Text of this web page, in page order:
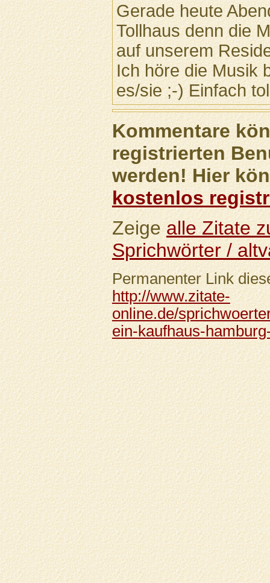
Gerade heute
Tollhaus denn die
auf unserem
Ich höre die Musik
es/sie ;-) Einfach
Kommentare
registrierten
werden! Hier
kostenlos
Zeigealle Zitate
Sprichwörter /
Permanenter Link
http://www.zitate-
online.de/
ein-kaufhaus-